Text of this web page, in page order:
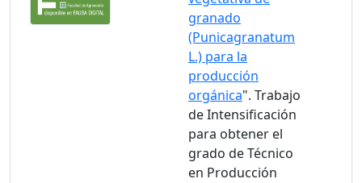
granado
(Punicagranatum
L.) para la
producción
orgánica". Trabajo
de Intensificación
para obtener el
grado de Técnico
en Producción